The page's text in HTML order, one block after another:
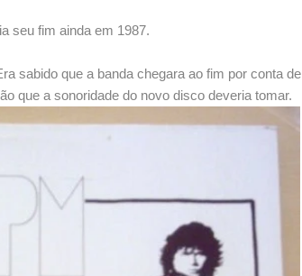
seu fim ainda em 1987.
sabido que a banda chegara ao fim por conta de
que a sonoridade do novo disco deveria tomar.